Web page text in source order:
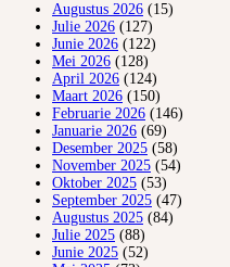
Augustus 2026 (15)
Julie 2026 (127)
Junie 2026 (122)
Mei 2026 (128)
April 2026 (124)
Maart 2026 (150)
Februarie 2026 (146)
Januarie 2026 (69)
Desember 2025 (58)
November 2025 (54)
Oktober 2025 (53)
September 2025 (47)
Augustus 2025 (84)
Julie 2025 (88)
Junie 2025 (52)